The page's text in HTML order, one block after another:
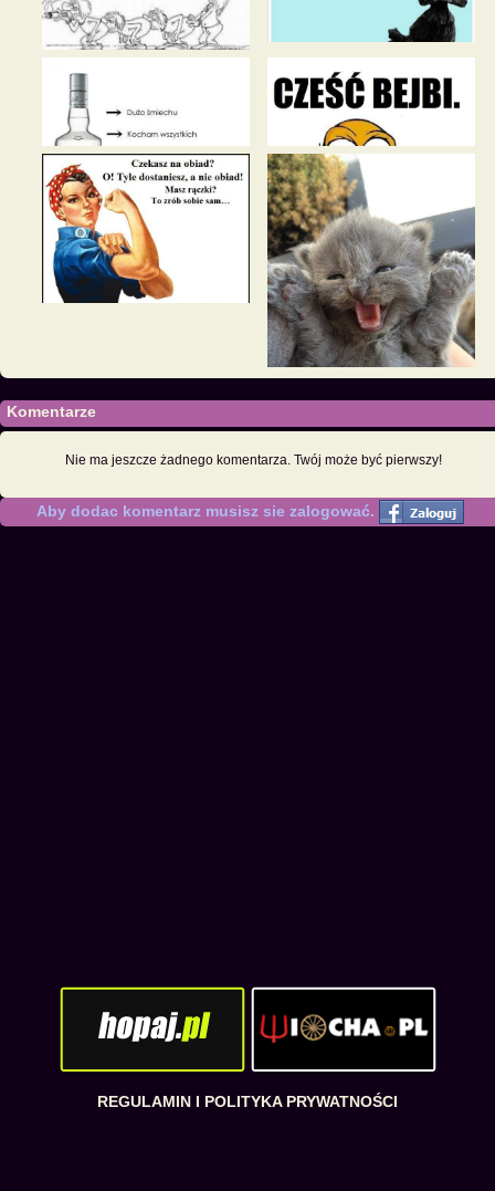
Komentarze
Nie ma jeszcze żadnego komentarza. Twój może być pierwszy!
Aby dodac komentarz musisz sie zalogować.
REGULAMIN I POLITYKA PRYWATNOŚCI